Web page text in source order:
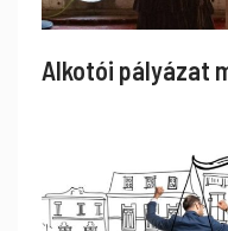
Alkotói pályázat